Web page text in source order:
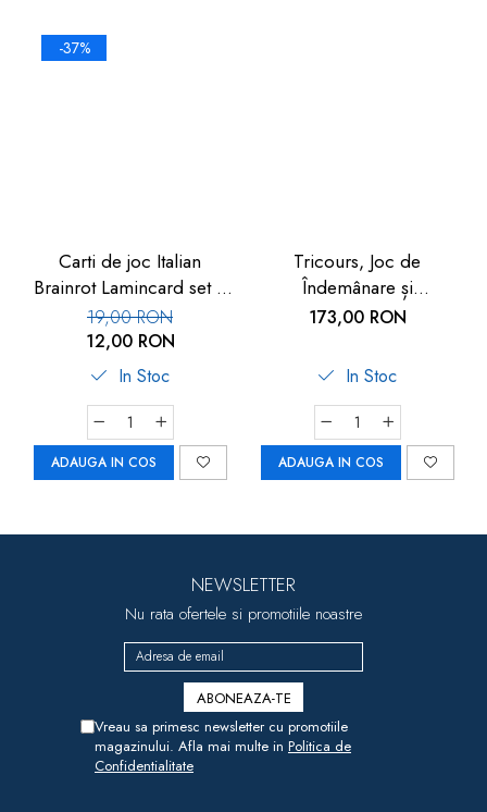
-37%
Carti de joc Italian
Brainrot Lamincard set 5
buc
19,00 RON
12,00 RON
In Stoc
ADAUGA IN COS
Tricours, Joc de
Îndemânare și
Coordonare din lemn,
ani+, Goki
173,00 RON
In Stoc
ADAUGA IN COS
NEWSLETTER
Nu rata ofertele si promotiile noastre
Vreau sa primesc newsletter cu promotiile
magazinului. Afla mai multe in Politica de
Confidentialitate